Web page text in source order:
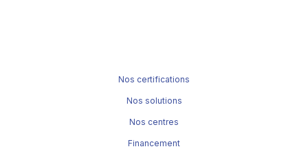
Nos certifications
Nos solutions
Nos centres
Financement